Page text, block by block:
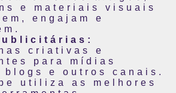
e materiais visuais
engajam e
criativas e
para mídias
e outros canais.
utiliza as melhores